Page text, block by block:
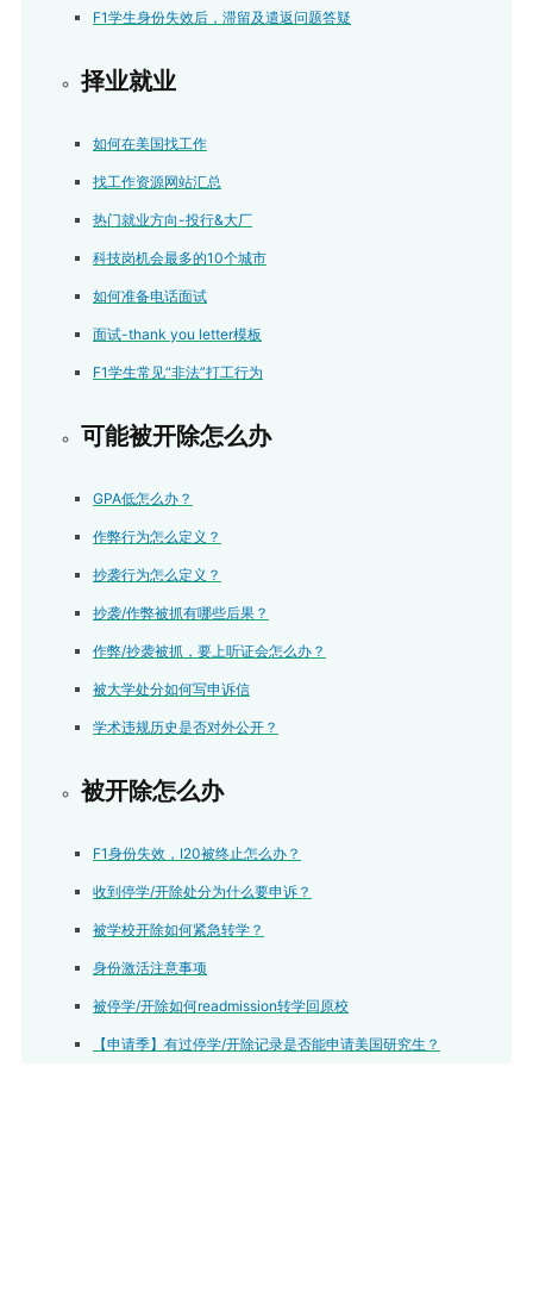
F1学生身份失效后，滞留及遣返问题答疑
择业就业
如何在美国找工作
找工作资源网站汇总
热门就业方向-投行&大厂
科技岗机会最多的10个城市
如何准备电话面试
面试-thank you letter模板
F1学生常见“非法”打工行为
可能被开除怎么办
GPA低怎么办？
作弊行为怎么定义？
抄袭行为怎么定义？
抄袭/作弊被抓有哪些后果？
作弊/抄袭被抓，要上听证会怎么办？
被大学处分如何写申诉信
学术违规历史是否对外公开？
被开除怎么办
F1身份失效，I20被终止怎么办？
收到停学/开除处分为什么要申诉？
被学校开除如何紧急转学？
身份激活注意事项
被停学/开除如何readmission转学回原校
【申请季】有过停学/开除记录是否能申请美国研究生？